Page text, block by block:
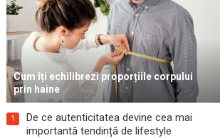
Cum îți echilibrezi proporțiile corpului
prin haine
1
De ce autenticitatea devine cea mai
importantă tendință de lifestyle